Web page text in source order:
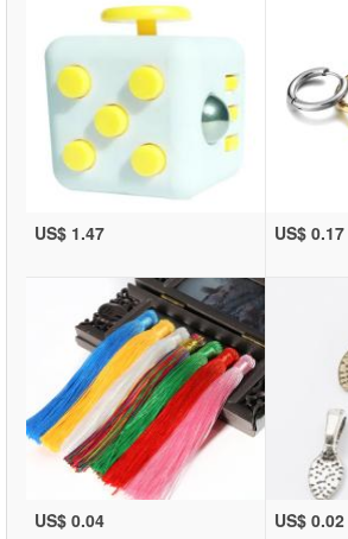
US$ 1.47 US$ 0.17
US$ 0.04 US$ 0.02